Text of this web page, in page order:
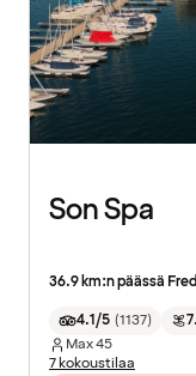
Son Spa
36.9 km:n päässä
4.1/5 (1137)
Max45
7 kokoustilaa